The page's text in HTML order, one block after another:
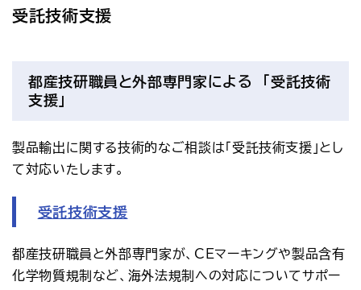
アクセス
受託技術支援
都産技研職員と外部専門家による 「受託技術
支援」
製品輸出に関する技術的なご相談は「受託技術支援」とし
て対応いたします。
受託技術支援
都産技研職員と外部専門家が、CEマーキングや製品含有
化学物質規制など、海外法規制への対応についてサポー